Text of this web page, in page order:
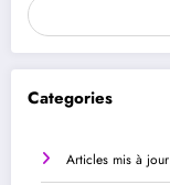
Categories
Articles mis à jour